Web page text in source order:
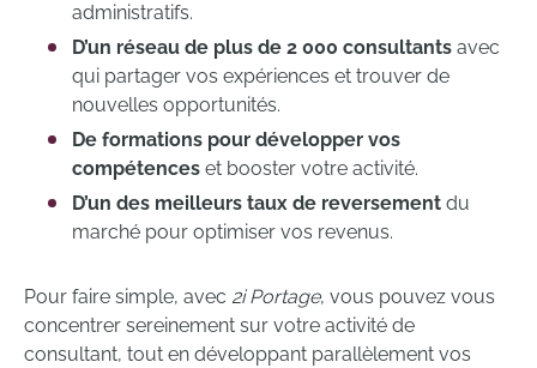
administratifs.
D’un réseau de plus de 2 000 consultants avec
qui partager vos expériences et trouver de
nouvelles opportunités.
De formations pour développer vos
compétences et booster votre activité.
D’un des meilleurs taux de reversement du
marché pour optimiser vos revenus.
Pour faire simple, avec 2i Portage, vous pouvez vous
concentrer sereinement sur votre activité de
consultant, tout en développant parallèlement vos